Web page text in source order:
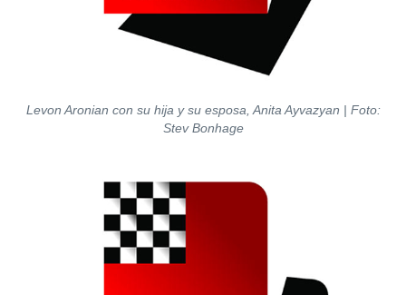
Levon Aronian con su hija y su esposa, Anita Ayvazyan | Foto:
Stev Bonhage